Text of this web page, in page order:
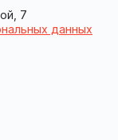
7
данных